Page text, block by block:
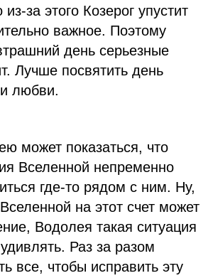
из-за этого Козерог упустит
важное. Поэтому
день серьезные
Лучше посвятить день
любви.
может показаться, что
Вселенной непременно
где-то рядом с ним. Ну,
на этот счет может
Водолея такая ситуация
Раз за разом
все, чтобы исправить эту